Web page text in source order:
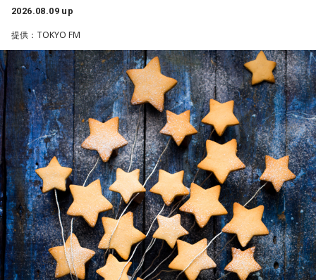
マハウスツアー 2026夏」DAY2夜公演にて、レギュラーラジ
オ番組『めちゃめちゃカリスマなラジオ』をスタートするこ
とを発表しました。ラジオ番組には、『カリスマ』のキャラ
クターを演じる小野友樹、山中真尋、福原かつみ、細田健
太、日向朔公、大河元気、橋詰知久による“七人のカリスマ声
優”が出演。毎回2名程度の組み合わせによる輪番制で、作品
の世界観やキャラクターの魅力を活かした投稿コーナー、楽
曲企画などを展開し、『カリスマ』ならではのラジオをお届
けします。
■『めちゃめちゃカリスマなラジオ』番組公式チャンネルが
QloveRにオープン
ラジオ番組の放送開始に伴い、文化放送のオリジナル配信プ
ラットフォーム「QloveR（クローバー）」にて『めちゃめち
2026.08.09 up
提供：TOKYO FM